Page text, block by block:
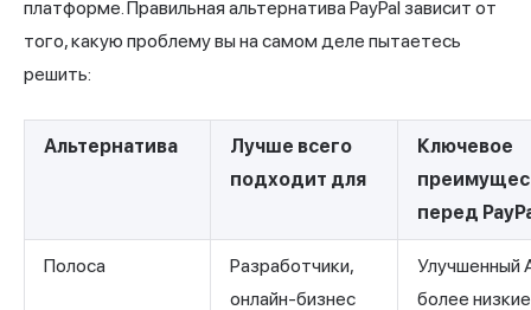
платформе. Правильная альтернатива PayPal зависит от
того, какую проблему вы на самом деле пытаетесь
решить:
Альтернатива
Лучше всего
подходит для
Ключевое
перед
Полоса
Разработчики,
онлайн-бизнес
Улучшенный
более низкие